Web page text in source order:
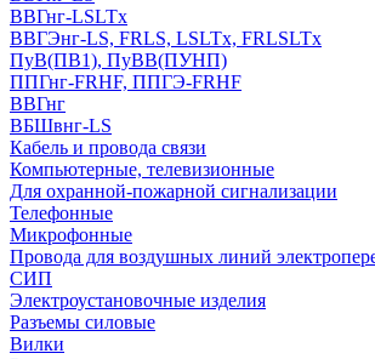
ВВГнг-LSLTx
ВВГЭнг-LS, FRLS, LSLTx, FRLSLTx
ПуВ(ПВ1), ПуВВ(ПУНП)
ППГнг-FRHF, ППГЭ-FRHF
ВВГнг
ВБШвнг-LS
Кабель и провода связи
Компьютерные, телевизионные
Для охранной-пожарной сигнализации
Телефонные
Микрофонные
Провода для воздушных линий
СИП
Электроустановочные изделия
Разъемы силовые
Вилки